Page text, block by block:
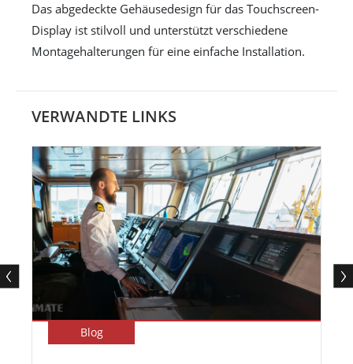
Das abgedeckte Gehäusedesign für das Touchscreen-
Display ist stilvoll und unterstützt verschiedene
Montagehalterungen für eine einfache Installation.
VERWANDTE LINKS
Blog